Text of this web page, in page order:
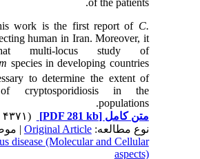
of the patients.
this work is the first report ofC.
human in Iran. Moreover, it
that multi-locus study of
species in developing countries
to determine the extent of
of cryptosporidiosis in the
populations.
متن کامل[PDF 281 kb]
نوع مطالعه:Original Article
|
disease (Molecular and Cellular
aspects)